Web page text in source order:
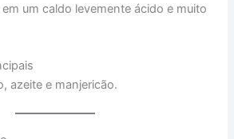
um caldo levemente ácido e muito
azeite e manjericão.